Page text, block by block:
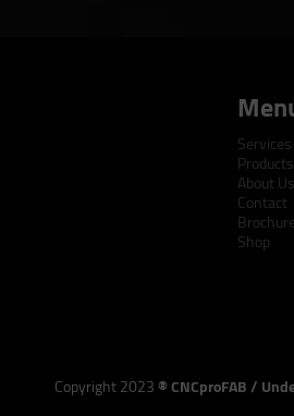
Services
Products
About Us
Contact
Brochure
Shop
Copyright 2023® CNCproFAB /